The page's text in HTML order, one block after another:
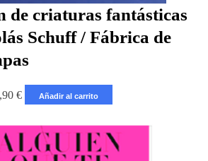
de criaturas fantásticas
Schuff / Fábrica de
€ Añadir al carrito